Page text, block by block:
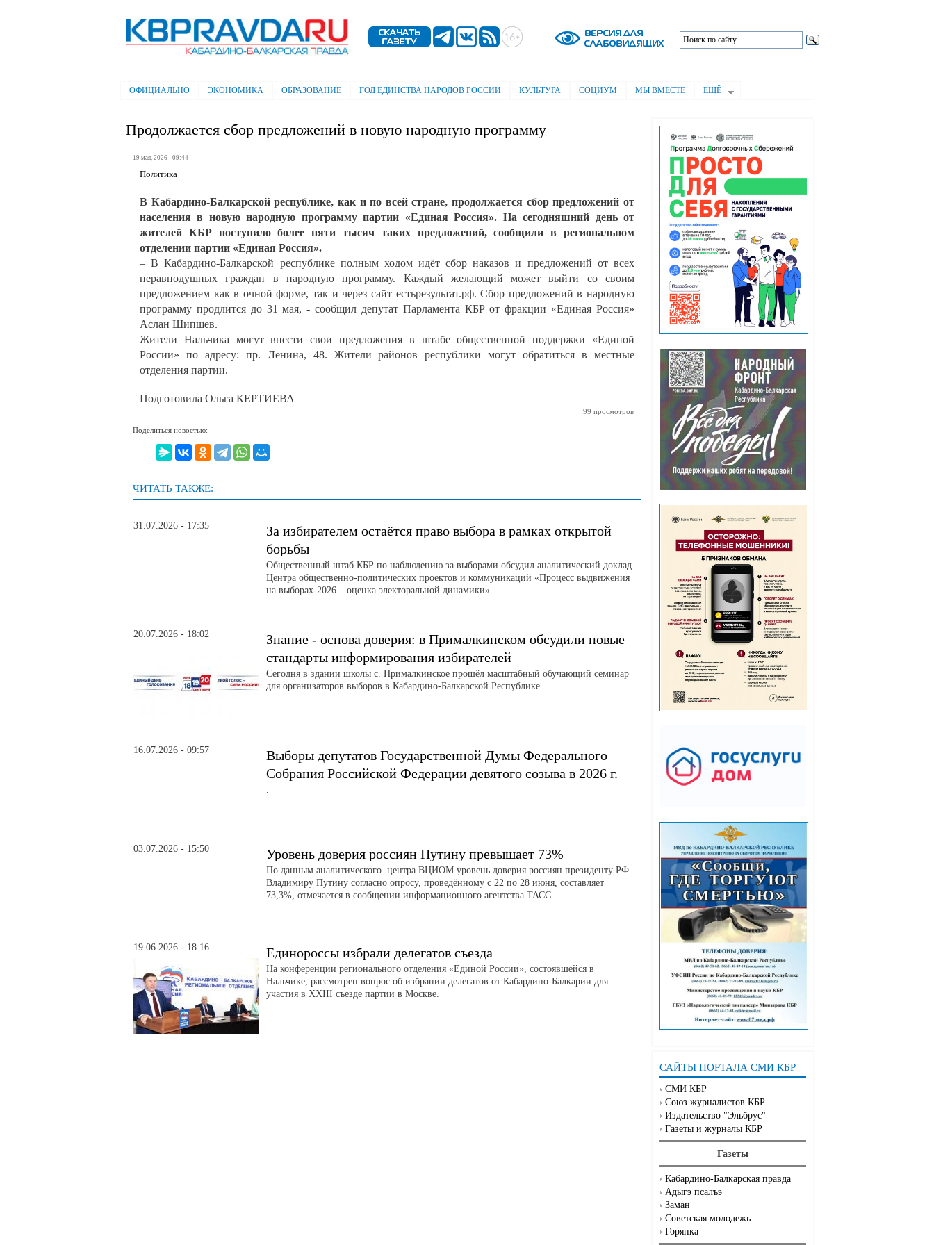
содержанию
Электронная газета "Кабардино-
Балкарская правда"
Главное меню
ОФИЦИАЛЬНО ЭКОНОМИКА ОБРАЗОВАНИЕ ГОД ЕДИНСТВА НАРОДОВ РОССИИ КУЛЬТУРА СОЦИУМ МЫ ВМЕСТЕ ЕЩЁ
САЙТЫ ПОРТАЛА СМИ КБР
СМИ КБР
Союз журналистов КБР
Издательство "Эльбрус"
Газеты и журналы КБР
Газеты
Кабардино-Балкарская правда
Адыгэ псалъэ
Заман
Советская молодежь
Горянка
Продолжается сбор предложений в новую народную программу
19 мая, 2026 - 09:44
Политика
В Кабардино-Балкарской республике, как и по всей стране, продолжается сбор предложений от
населения в новую народную программу партии «Единая Россия». На сегодняшний день от
жителей КБР поступило более пяти тысяч таких предложений, сообщили в региональном
отделении партии «Единая Россия».
– В Кабардино-Балкарской республике полным ходом идёт сбор наказов и предложений от всех
неравнодушных граждан в народную программу. Каждый желающий может выйти со своим
предложением как в очной форме, так и через сайт естьрезультат.рф. Сбор предложений в народную
программу продлится до 31 мая, - сообщил депутат Парламента КБР от фракции «Единая Россия»
Аслан Шипшев.
Жители Нальчика могут внести свои предложения в штабе общественной поддержки «Единой
России» по адресу: пр. Ленина, 48. Жители районов республики могут обратиться в местные
отделения партии.
Подготовила Ольга КЕРТИЕВА
99 просмотров
Поделиться новостью:
ЧИТАТЬ ТАКЖЕ:
31.07.2026 - 17:35
За избирателем остаётся право выбора в рамках открытой
борьбы
Общественный штаб КБР по наблюдению за выборами обсудил аналитический доклад
Центра общественно-политических проектов и коммуникаций «Процесс выдвижения
на выборах-2026 – оценка электоральной динамики».
20.07.2026 - 18:02
Знание - основа доверия: в Прималкинском обсудили новые
стандарты информирования избирателей
Сегодня в здании школы с. Прималкинское прошёл масштабный обучающий семинар
для организаторов выборов в Кабардино-Балкарской Республике.
16.07.2026 - 09:57
Выборы депутатов Государственной Думы Федерального
Собрания Российской Федерации девятого созыва в 2026 г.
.
03.07.2026 - 15:50 Уровень доверия россиян Путину превышает 73%
По данным аналитического центра ВЦИОМ уровень доверия россиян президенту РФ
Владимиру Путину согласно опросу, проведённому с 22 по 28 июня, составляет
73,3%, отмечается в сообщении информационного агентства ТАСС.
19.06.2026 - 18:16 Единороссы избрали делегатов съезда
На конференции регионального отделения «Единой России», состоявшейся в
Нальчике, рассмотрен вопрос об избрании делегатов от Кабардино-Балкарии для
участия в XXIII съезде партии в Москве.